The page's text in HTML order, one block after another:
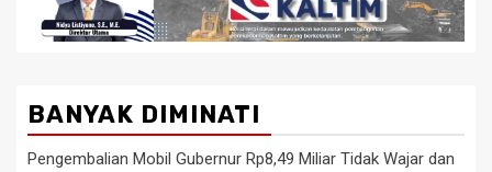
BANYAK DIMINATI
Pengembalian Mobil Gubernur Rp8,49 Miliar Tidak Wajar dan